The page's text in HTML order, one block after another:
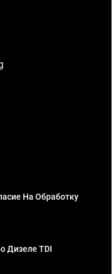
На Обработку
Дизеле TDI